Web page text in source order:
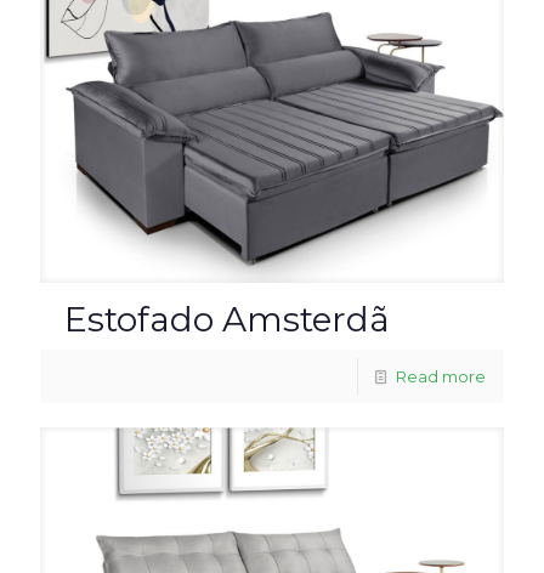
Estofado Amsterdã
Read more